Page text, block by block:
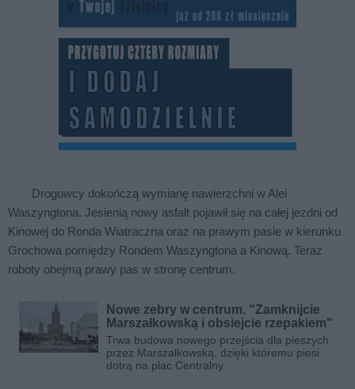
Drogowcy dokończą wymianę nawierzchni w Alei
Waszyngtona. Jesienią nowy asfalt pojawił się na całej jezdni od
Kinowej do Ronda Wiatraczna oraz na prawym pasie w kierunku
Grochowa pomiędzy Rondem Waszyngtona a Kinową. Teraz
roboty obejmą prawy pas w stronę centrum.
Nowe zebry w centrum. "Zamknijcie
Marszałkowską i obsiejcie rzepakiem"
Trwa budowa nowego przejścia dla pieszych
przez Marszałkowską, dzięki któremu piesi
dotrą na plac Centralny.